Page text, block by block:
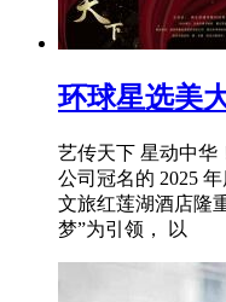
环球星选美
艺传天下 星动中华
公司冠名的 2025
文旅红莲湖酒店隆
梦”为引领， 以